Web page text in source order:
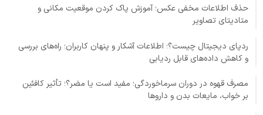
حذف اطلاعات مخفی عکس؛ آموزش پاک کردن موقعیت مکانی و
متادیتای تصاویر
ردپای دیجیتال چیست؟؛ اطلاعات آشکار و پنهان کاربران؛ راه‌های بررسی
و کاهش داده‌های قابل ردیابی
مصرف قهوه در دوران سرماخوردگی؛ مفید است یا مضر؟؛ تأثیر کافئین
بر خواب، مایعات بدن و داروها